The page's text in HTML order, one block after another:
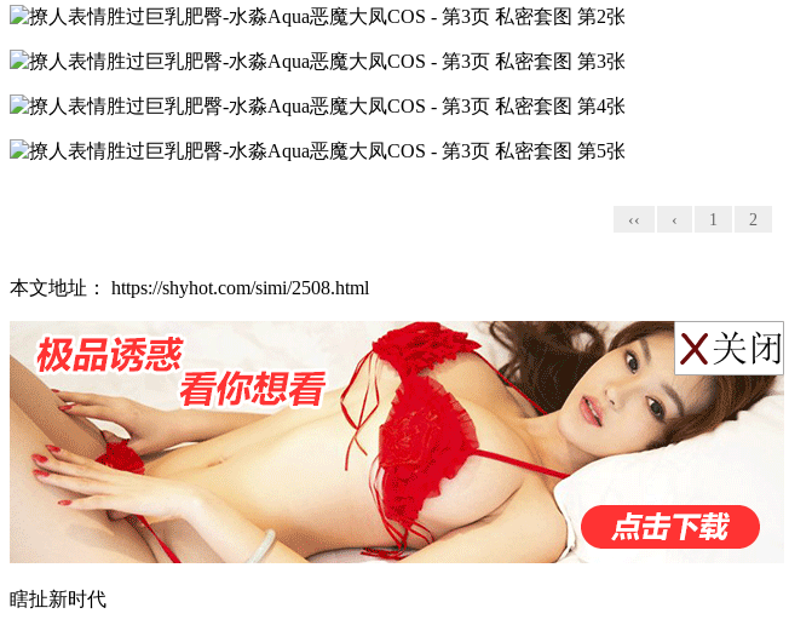
‹‹ ‹ 1 2
本文地址： https://shyhot.com/simi/2508.html
瞎扯新时代